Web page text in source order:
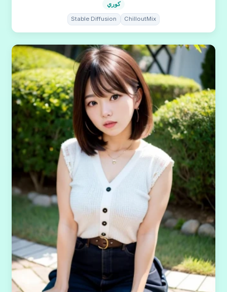
كوري
Stable Diffusion ChilloutMix